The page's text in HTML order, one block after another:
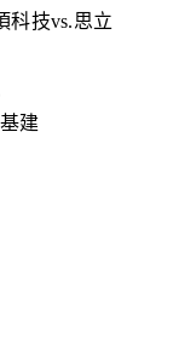
科技vs.思立
建